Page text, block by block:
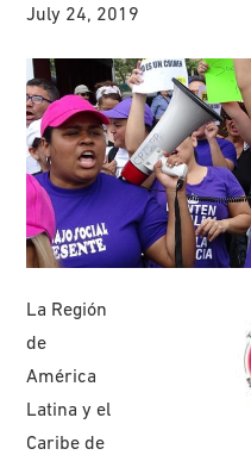
July 24, 2019
La Región
de
América
Latina y el
Caribe de